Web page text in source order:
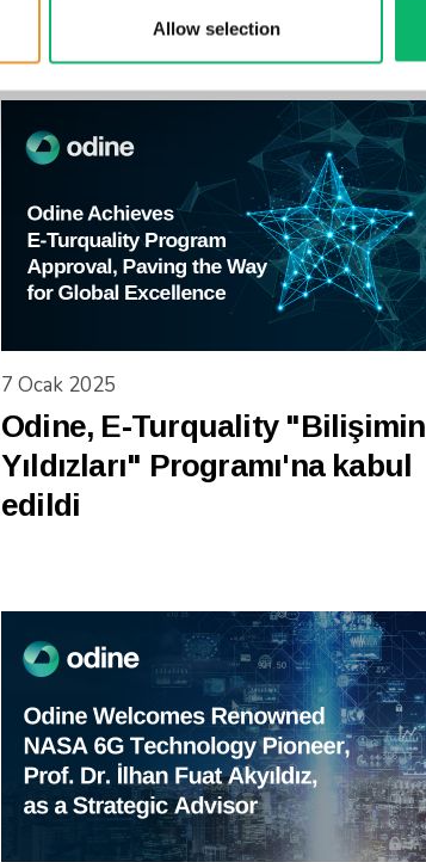
Allow selection
Belirleyecek
7 Ocak 2025
Odine, E-Turquality "Bilişimin
Yıldızları" Programı'na kabul
edildi